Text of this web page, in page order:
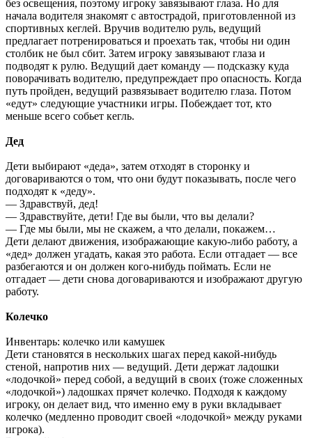
без освещения, поэтому игроку завязывают глаза. Но для
начала водителя знакомят с автострадой, приготовленной из
спортивных кеглей. Вручив водителю руль, ведущий
предлагает потренироваться и проехать так, чтобы ни один
столбик не был сбит. Затем игроку завязывают глаза и
подводят к рулю. Ведущий дает команду — подсказку куда
поворачивать водителю, предупреждает про опасность. Когда
путь пройден, ведущий развязывает водителю глаза. Потом
«едут» следующие участники игры. Побеждает тот, кто
меньше всего собьет кегль.
Дед
Дети выбирают «деда», затем отходят в сторонку и
договариваются о том, что они будут показывать, после чего
подходят к «деду».
— Здравствуй, дед!
— Здравствуйте, дети! Где вы были, что вы делали?
— Где мы были, мы не скажем, а что делали, покажем…
Дети делают движения, изображающие какую-либо работу, а
«дед» должен угадать, какая это работа. Если отгадает — все
разбегаются и он должен кого-нибудь поймать. Если не
отгадает — дети снова договариваются и изображают другую
работу.
Колечко
Инвентарь: колечко или камушек
Дети становятся в нескольких шагах перед какой-нибудь
стеной, напротив них — ведущий. Дети держат ладошки
«лодочкой» перед собой, а ведущий в своих (тоже сложенных
«лодочкой») ладошках прячет колечко. Подходя к каждому
игроку, он делает вид, что именно ему в руки вкладывает
колечко (медленно проводит своей «лодочкой» между руками
игрока).